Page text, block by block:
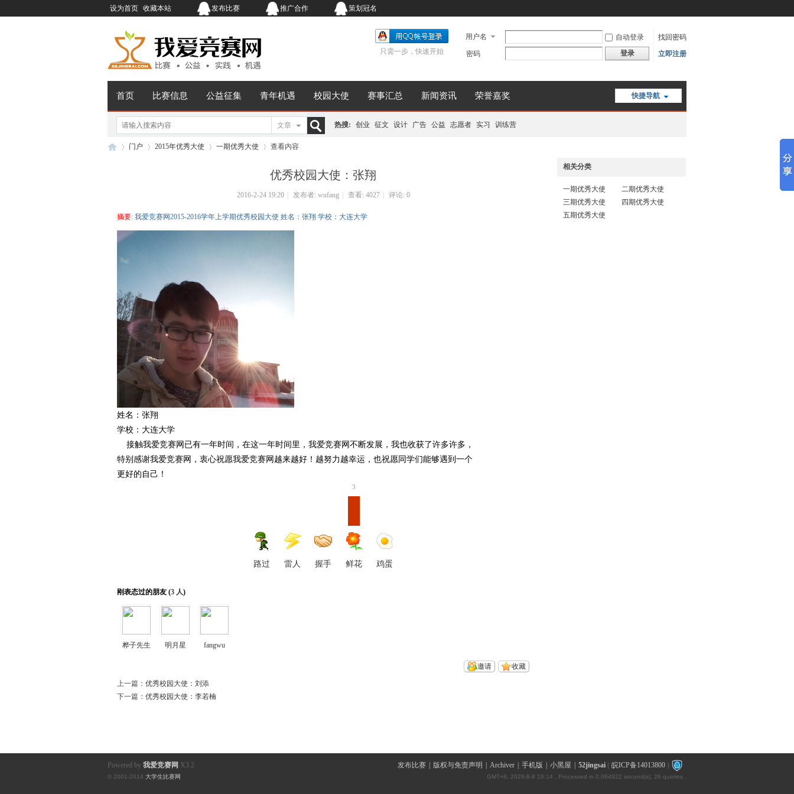
设为首页 收藏本站 发布比赛 推广合作 策划冠名
用户名 自动登录
找回密码
密码
登录 立即注册
只需一步，快速开始
快捷导航
首页 比赛信息 公益征集 青年机遇 校园大使 赛事汇总 新闻资讯 荣誉嘉奖
文章
索
热搜: 创业 征文 设计 广告 公益 志愿者 实习 训练营
门户 2015年优秀大使 一期优秀大使
›
查看内容
优秀校园大使：张翔
2016-2-24 19:20 发布者: wufang 查看: 4027 评论: 0
摘要: 我爱竞赛网2015-2016学年上学期优秀校园大使 姓名：张翔 学校：大连大学
姓名：张翔
学校：大连大学
接触我爱竞赛网已有一年时间，在这一年时间里，我爱竞赛网不断发展，我也收获了许多许多，
特别感谢我爱竞赛网，衷心祝愿我爱竞赛网越来越好！越努力越幸运，也祝愿同学们能够遇到一个
更好的自己！
路过 雷人 握手
3
鲜花 鸡蛋
刚表态过的朋友 (3 人)
桦子先生 明月星 fangwu
收藏
邀请
上一篇： 优秀校园大使：刘添
下一篇： 优秀校园大使：李若楠
相关分类
一期优秀大使
二期优秀大使
三期优秀大使
四期优秀大使
五期优秀大使
发布比赛 版权与免责声明 Archiver 手机版 小黑屋 52jingsai ( 皖ICP备14013800 )
GMT+8, 2026-8-8 19:14 , Processed in 0.064922 second(s), 26 queries .
Powered by 我爱竞赛网 X3.2
© 2001-2014 大学生比赛网